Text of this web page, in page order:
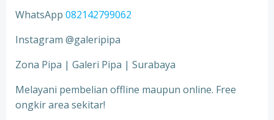
WhatsApp 082142799062
Instagram @galeripipa
Zona Pipa | Galeri Pipa | Surabaya
Melayani pembelian offline maupun online. Free
ongkir area sekitar!